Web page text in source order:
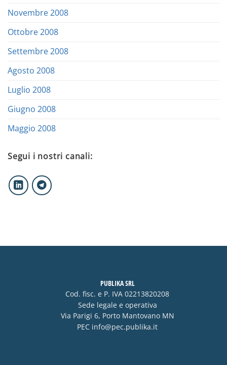
Novembre 2008
Ottobre 2008
Settembre 2008
Agosto 2008
Luglio 2008
Giugno 2008
Maggio 2008
Segui i nostri canali:
PUBLIKA SRL
Cod. fisc. e P. IVA 02213820208
Sede legale e operativa
Via Parigi 6, Porto Mantovano MN
PEC info@pec.publika.it